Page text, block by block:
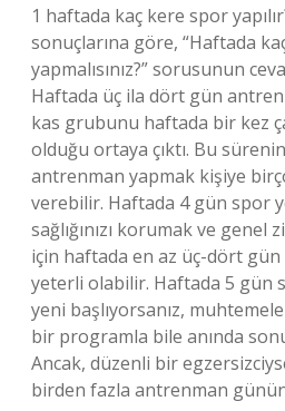
1 haftada kaç kere spor
sonuçlarına göre, “Haftada
yapmalısınız?” sorusunun
Haftada üç ila dört gün
kas grubunu haftada bir kez
olduğu ortaya çıktı. Bu
antrenman yapmak kişiye
verebilir. Haftada 4 gün spor
sağlığınızı korumak ve genel
için haftada en az üç-dört
yeterli olabilir. Haftada 5 gün
yeni başlıyorsanız,
bir programla bile anında
Ancak, düzenli bir
birden fazla antrenman